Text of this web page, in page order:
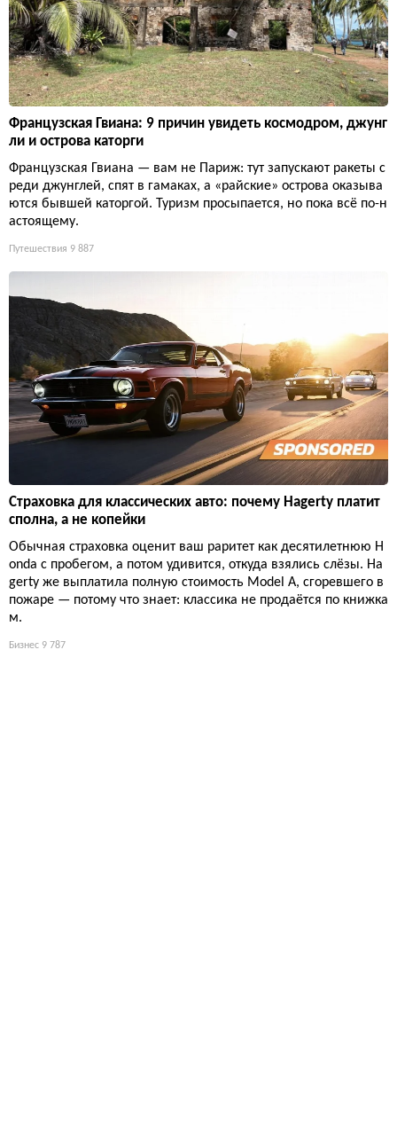
Французская Гвиана: 9 причин увидеть космодром, джунг
ли и острова каторги
Французская Гвиана — вам не Париж: тут запускают ракеты с
реди джунглей, спят в гамаках, а «райские» острова оказыва
ются бывшей каторгой. Туризм просыпается, но пока всё по-н
астоящему.
Путешествия 9 887
Страховка для классических авто: почему Hagerty платит
сполна, а не копейки
Обычная страховка оценит ваш раритет как десятилетнюю H
onda с пробегом, а потом удивится, откуда взялись слёзы. Ha
gerty же выплатила полную стоимость Model A, сгоревшего в
пожаре — потому что знает: классика не продаётся по книжка
м.
Бизнес 9 787